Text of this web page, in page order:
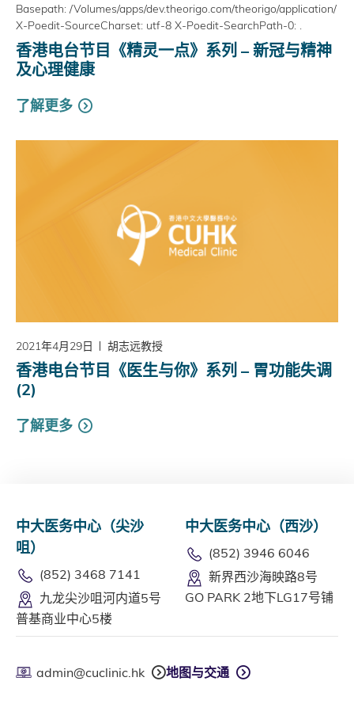
Basepath: /Volumes/apps/dev.theorigo.com/theorigo/application/
X-Poedit-SourceCharset: utf-8 X-Poedit-SearchPath-0: .
香港电台节目《精灵一点》系列 – 新冠与精神
及心理健康
了解更多
2021年4月29日 胡志远教授
香港电台节目《医生与你》系列 – 胃功能失调
(2)
了解更多
中大医务中心（尖沙
咀）
(852) 3468 7141
九龙尖沙咀河内道5号
普基商业中心5楼
中大医务中心（西沙）
(852) 3946 6046
新界西沙海映路8号
GO PARK 2地下LG17号铺
admin@cuclinic.hk 地图与交通